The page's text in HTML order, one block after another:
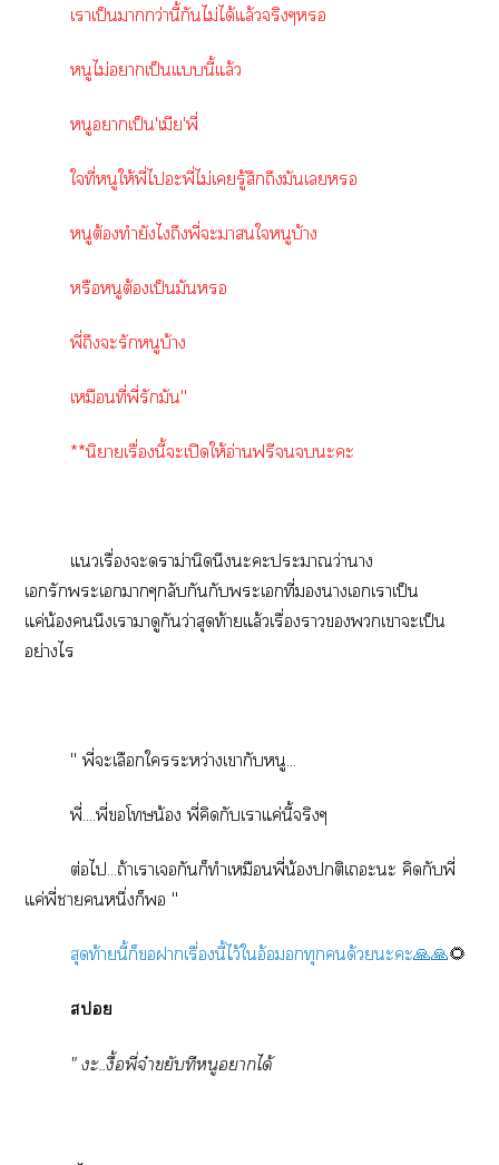
เาเป็นากว่านี้กันไม่ได้แล้วจริงๆ
หนูไม่าเป็นแนี้แล้ว
หนูาเป็น'เมีย'พี่
ใที่หนูให้พี่ไอะพี่ไม่เรู้สึกถึงมันเ
หนูต้องทำยังไถึงพี่ะานใหนูบ้าง
หรือหนูต้องเป็นมัน
พี่ถึงะรักหนูบ้าง
เหมือนที่พี่รักมัน"
**นิยายเรื่องนี้ะเปิดให้อ่านฟรีะะ
แเรื่องะาม่านิดนึงะะะาว่านาง
เรักะเากๆกลับกันกับะเที่าเเาเป็น
แค่น้นึงเามาดูกันว่าสุดท้ายแล้วเรื่องาเาะเป็น
อย่างไร
" พี่ะเลือกใระหว่างเากับหนู...
พี่....พี่โน้อง พี่คิดกับเาแค่นี้จริงๆ
ต่อไ...ถ้าเาเกันก็ทำเหมือนพี่น้องติเะะ คิดกับพี่
แค่พี่าหนึ่งก็ "
สุดท้ายนี้ก็าเรื่องนี้ไว้ใอ้อมอกทุกด้วยะะ🙏🙏🌻
ส
" ะ..งื้อพี่จ๋าขยับทีหนูาได้